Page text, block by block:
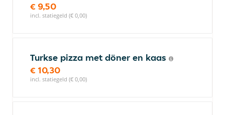
€ 9,50
incl. statiegeld (€ 0,00)
Turkse pizza met döner en kaas
€ 10,30
incl. statiegeld (€ 0,00)